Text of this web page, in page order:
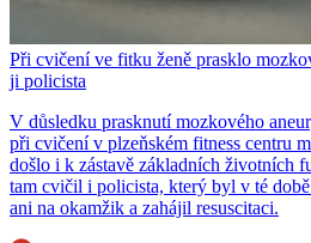
Při cvičení ve fitku ženě prasklo
ji policista
V důsledku prasknutí mozkového
při cvičení v plzeňském fitness centru
došlo i k zástavě základních životních
tam cvičil i policista, který byl v té
ani na okamžik a zahájil resuscitaci.